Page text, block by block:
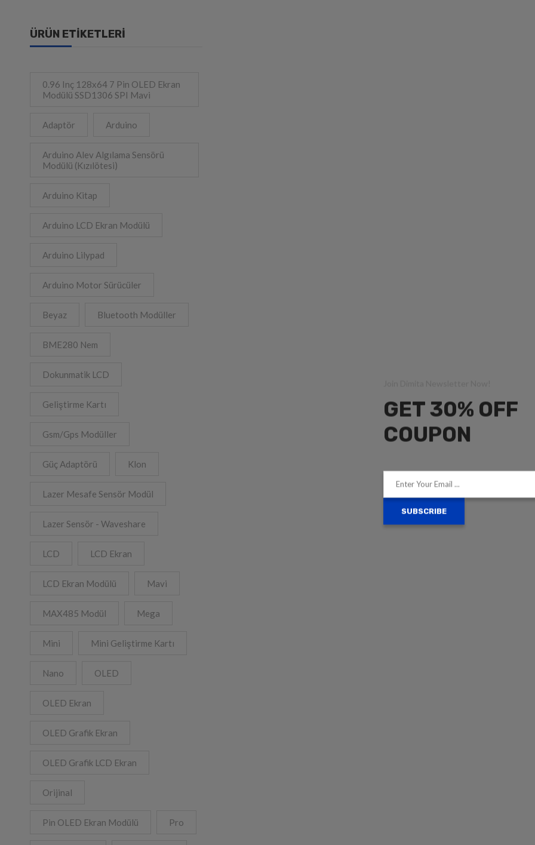
ÜRÜN ETIKETLERI
0.96 Inç 128x64 7 Pin OLED Ekran
Modülü SSD1306 SPI Mavi
Adaptör Arduino
Arduino Alev Algılama Sensörü
Modülü (Kızılötesi)
Arduino Kitap
Arduino LCD Ekran Modülü
Arduino Lilypad
Arduino Motor Sürücüler
Beyaz Bluetooth Modüller
BME280 Nem
Dokunmatik LCD
Geliştirme Kartı
Gsm/Gps Modüller
Güç Adaptörü Klon
Lazer Mesafe Sensör Modül
Lazer Sensör - Waveshare
LCD LCD Ekran
LCD Ekran Modülü Mavi
MAX485 Modül Mega
Mini Mini Geliştirme Kartı
Nano OLED
OLED Ekran
OLED Grafik Ekran
OLED Grafik LCD Ekran
Orijinal
Pin OLED Ekran Modülü Pro
GET 30% OFF
COUPON